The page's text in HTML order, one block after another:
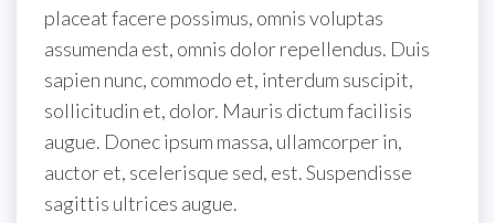
placeat facere possimus, omnis voluptas
assumenda est, omnis dolor repellendus. Duis
sapien nunc, commodo et, interdum suscipit,
sollicitudin et, dolor. Mauris dictum facilisis
augue. Donec ipsum massa, ullamcorper in,
auctor et, scelerisque sed, est. Suspendisse
sagittis ultrices augue.